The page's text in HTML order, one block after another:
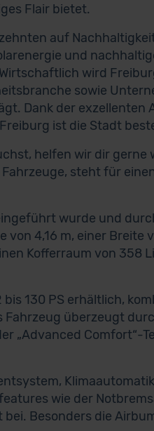
Flair bietet.
auf
und
wird
sowie
Dank der exzellenten
ist die Stadt
helfen wir dir gerne
steht für
wurde und
4,16 m, einer Breite
Kofferraum von 358
130 PS erhältlich,
überzeugt
„Advanced Comfort“-
wie der
Besonders die